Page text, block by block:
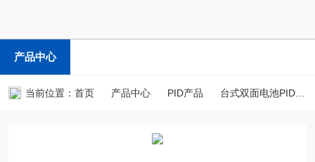
产品中心
当前位置： 首页 产品中心 PID产品 台式双面电池PID测试仪